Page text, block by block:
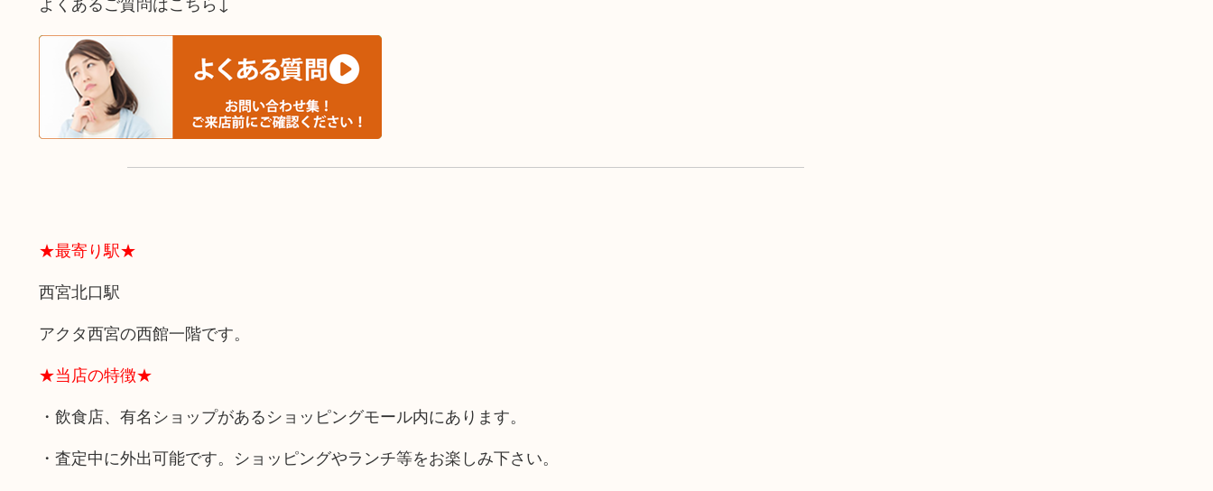
★最寄り駅★
西宮北口駅
アクタ西宮の西館一階です。
★当店の特徴★
・飲食店、有名ショップがあるショッピングモール内にあります。
・査定中に外出可能です。ショッピングやランチ等をお楽しみ下さい。